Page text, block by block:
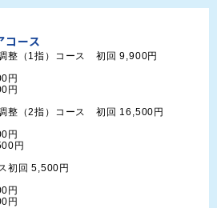
コース
整（1指）コース　初回 9,900円
円
円
整（2指）コース　初回 16,500円
円
円
初回 5,500円
円
円